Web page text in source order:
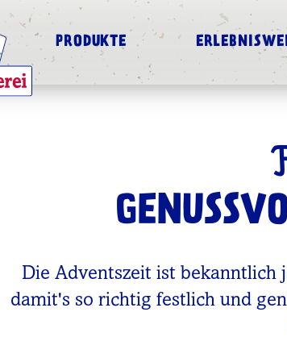
PRODUKTE
Die Adventszeit ist bekanntlich
damit's so richtig festlich und